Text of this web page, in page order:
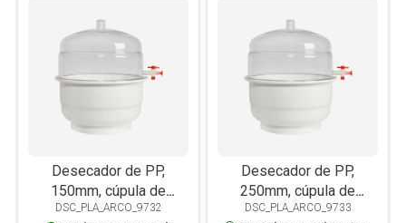
Desecador de PP,
150mm, cúpula de
policarbonato,
DSC_PLA_ARCO_9732
Desecador de PP,
250mm, cúpula de
policarbonato,
DSC_PLA_ARCO_9733